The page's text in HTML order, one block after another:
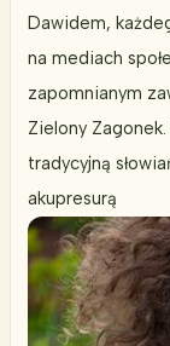
Dawidem,
na mediach
zapomnianym
Zielony
tradycyjną
akupresurą